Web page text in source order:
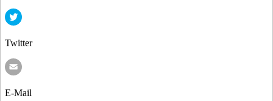
Twitter
E-Mail